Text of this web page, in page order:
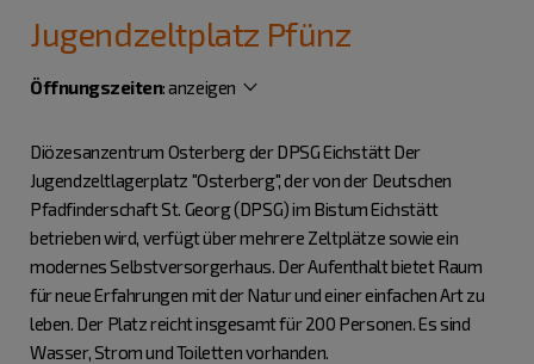
Jugendzeltplatz Pfünz
Öffnungszeiten:anzeigen
Diözesanzentrum Osterberg der DPSG Eichstätt Der
Jugendzeltlagerplatz "Osterberg", der von der Deutschen
Pfadfinderschaft St. Georg (DPSG) im Bistum Eichstätt
betrieben wird, verfügt über mehrere Zeltplätze sowie ein
modernes Selbstversorgerhaus. Der Aufenthalt bietet Raum
für neue Erfahrungen mit der Natur und einer einfachen Art zu
leben. Der Platz reicht insgesamt für 200 Personen. Es sind
Wasser, Strom und Toiletten vorhanden.